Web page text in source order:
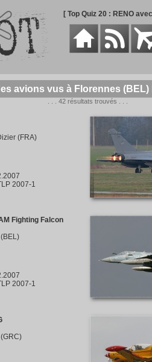
[ Top Quiz 20 : RENO
avions vus à Florennes (BEL)
. . . 42 résultats trouvés . . .
(FRA)
2007-1
Fighting Falcon
2007-1